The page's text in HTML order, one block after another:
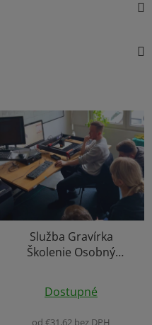
Služba Gravírka
Školenie Osobný
hodnotenie
produktu
Dostupné
od €31,62 bez DPH